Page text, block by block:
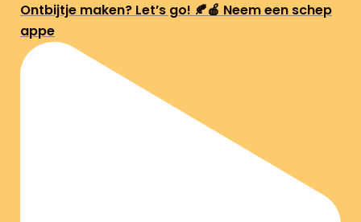
Ontbijtje maken? Let’s go! 🍂🍎 Neem een schep
appe